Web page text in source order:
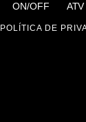
ON/OFF ATV
POLÍTICA DE